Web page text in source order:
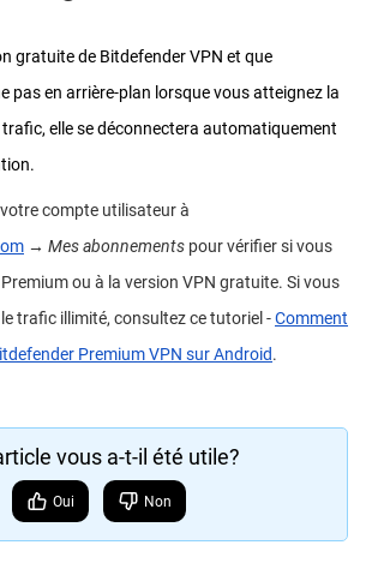
gratuite de Bitdefender VPN et que
pas en arrière-plan lorsque vous atteignez la
trafic, elle se déconnectera automatiquement
compte utilisateur à
→ Mes abonnements pour vérifier si vous
ou à la version VPN gratuite. Si vous
trafic illimité, consultez ce tutoriel -Comment
Premium VPN sur Android.
vous a-t-il été utile?
Oui Non